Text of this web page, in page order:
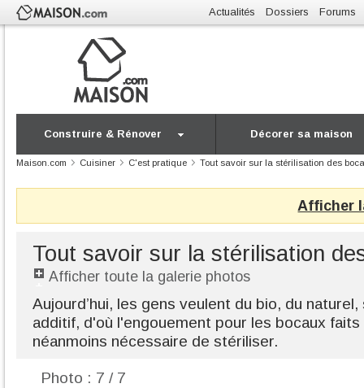
Actualités Dossiers Forums
Construire & Rénover Décorer sa maison
Maison.com Cuisiner C'est pratique Tout savoir sur la stérilisation des
Afficher
Tout savoir sur la stérilisation
Afficher toute la galerie photos
Aujourd’hui, les gens veulent du bio, du
additif, d'où l'engouement pour les bocaux
néanmoins nécessaire de stériliser.
Photo : 7 / 7